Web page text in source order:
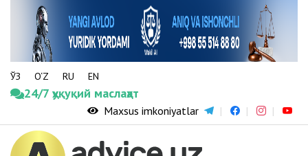
ЎЗ O‘Z RU EN
24/7 ҳуқуқий маслаҳат
Maxsus imkoniyatlar